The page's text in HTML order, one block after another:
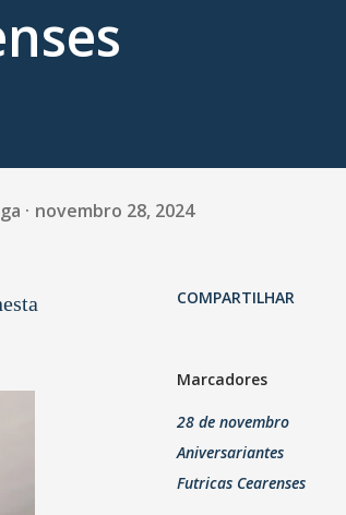
novembro 28, 2024
COMPARTILHAR
Marcadores
28 de novembro
Aniversariantes
Futricas Cearenses